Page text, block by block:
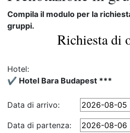
Compila il modulo per la
gruppi.
Richiesta di
Hotel:
✔️ Hotel Bara Budapest ***
Data di arrivo:
Data di partenza: